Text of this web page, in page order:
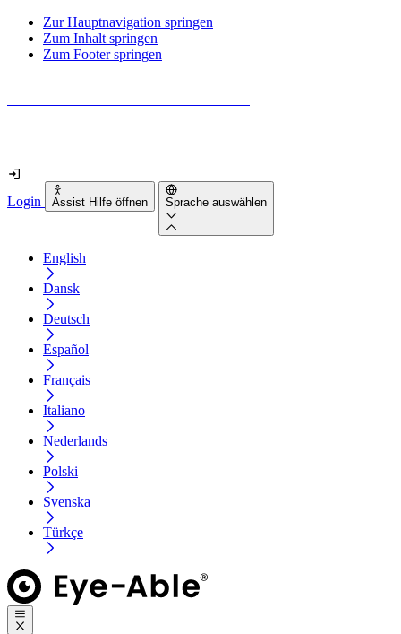
Zur Hauptnavigation springen
Zum Inhalt springen
Zum Footer springen
Login Assist Hilfe öffnen Sprache auswählen
English
Dansk
Deutsch
Español
Français
Italiano
Nederlands
Polski
Svenska
Türkçe